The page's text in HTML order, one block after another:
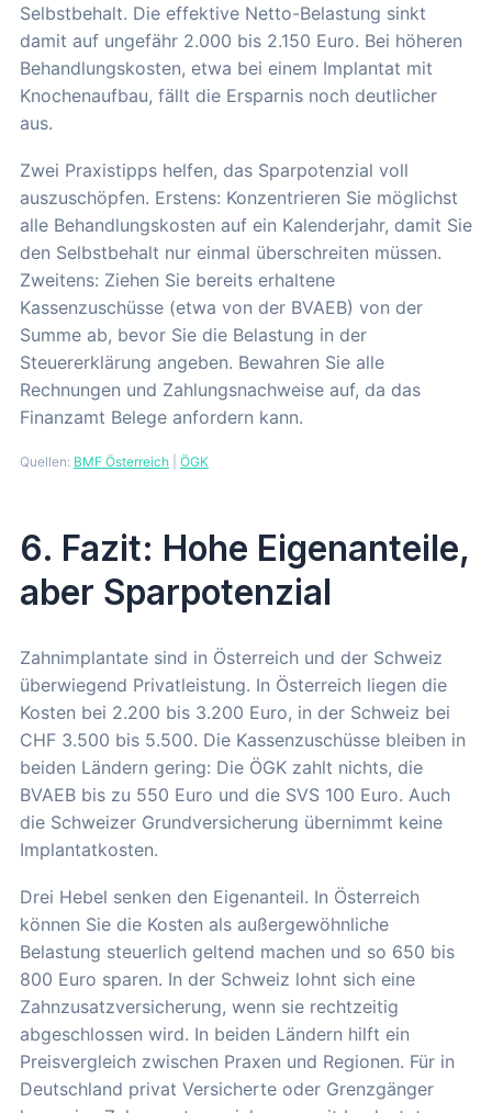
Selbstbehalt. Die effektive Netto-Belastung sinkt
damit auf ungefähr 2.000 bis 2.150 Euro. Bei höheren
Behandlungskosten, etwa bei einem Implantat mit
Knochenaufbau, fällt die Ersparnis noch deutlicher
aus.
Zwei Praxistipps helfen, das Sparpotenzial voll
auszuschöpfen. Erstens: Konzentrieren Sie möglichst
alle Behandlungskosten auf ein Kalenderjahr, damit Sie
den Selbstbehalt nur einmal überschreiten müssen.
Zweitens: Ziehen Sie bereits erhaltene
Kassenzuschüsse (etwa von der BVAEB) von der
Summe ab, bevor Sie die Belastung in der
Steuererklärung angeben. Bewahren Sie alle
Rechnungen und Zahlungsnachweise auf, da das
Finanzamt Belege anfordern kann.
Quellen: BMF Österreich ÖGK
6. Fazit: Hohe Eigenanteile,
aber Sparpotenzial
Zahnimplantate sind in Österreich und der Schweiz
überwiegend Privatleistung. In Österreich liegen die
Kosten bei 2.200 bis 3.200 Euro, in der Schweiz bei
CHF 3.500 bis 5.500. Die Kassenzuschüsse bleiben in
beiden Ländern gering: Die ÖGK zahlt nichts, die
BVAEB bis zu 550 Euro und die SVS 100 Euro. Auch
die Schweizer Grundversicherung übernimmt keine
Implantatkosten.
Drei Hebel senken den Eigenanteil. In Österreich
können Sie die Kosten als außergewöhnliche
Belastung steuerlich geltend machen und so 650 bis
800 Euro sparen. In der Schweiz lohnt sich eine
Zahnzusatzversicherung, wenn sie rechtzeitig
abgeschlossen wird. In beiden Ländern hilft ein
Preisvergleich zwischen Praxen und Regionen. Für in
Deutschland privat Versicherte oder Grenzgänger